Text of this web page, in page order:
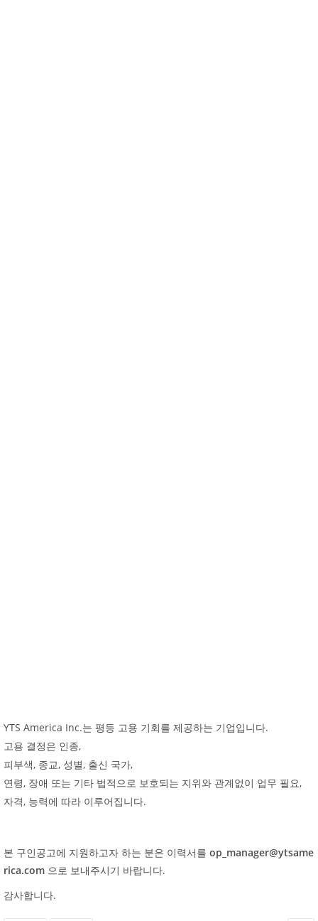
YTS America Inc.는 평등 고용 기회를 제공하는 기업입니다.
고용 결정은 인종,
피부색, 종교, 성별, 출신 국가,
연령, 장애 또는 기타 법적으로 보호되는 지위와 관계없이 업무 필요,
자격, 능력에 따라 이루어집니다.
본 구인공고에 지원하고자 하는 분은 이력서를 op_manager@ytsame
rica.com 으로 보내주시기 바랍니다.
감사합니다.